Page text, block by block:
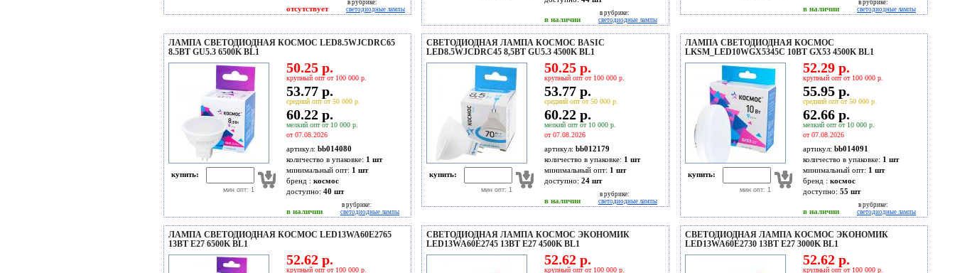
отсутствует
в рубрике:
светодиодные лампы
в наличии
в рубрике:
светодиодные лампы
в наличии
в рубрике:
светодиодные лампы
ЛАМПА СВЕТОДИОДНАЯ КОСМОС LED8.5WJCDRC65
8.5ВТ GU5.3 6500K BL1
купить:
мин опт: 1
50.25 р.
крупный опт от 100 000 р.
53.77 р.
средний опт от 50 000 р.
60.22 р.
мелкий опт от 10 000 р.
от 07.08.2026
артикул: bb014080
количество в упаковке: 1 шт
минимальный опт: 1 шт
бренд : космос
доступно: 40 шт
в наличии
в рубрике:
светодиодные лампы
СВЕТОДИОДНАЯ ЛАМПА КОСМОС BASIC
LED8.5WJCDRC45 8,5ВТ GU5.3 4500K BL1
купить:
мин опт: 1
50.25 р.
крупный опт от 100 000 р.
53.77 р.
средний опт от 50 000 р.
60.22 р.
мелкий опт от 10 000 р.
от 07.08.2026
артикул: bb012179
количество в упаковке: 1 шт
минимальный опт: 1 шт
доступно: 24 шт
в наличии
в рубрике:
светодиодные лампы
ЛАМПА СВЕТОДИОДНАЯ КОСМОС
LKSM_LED10WGX5345C 10ВТ GX53 4500K BL1
купить:
мин опт: 1
52.29 р.
крупный опт от 100 000 р.
55.95 р.
средний опт от 50 000 р.
62.66 р.
мелкий опт от 10 000 р.
от 07.08.2026
артикул: bb014091
количество в упаковке: 1 шт
минимальный опт: 1 шт
бренд : космос
доступно: 55 шт
в наличии
в рубрике:
светодиодные лампы
ЛАМПА СВЕТОДИОДНАЯ КОСМОС LED13WA60E2765
13ВТ Е27 6500K BL1
52.62 р.
крупный опт от 100 000 р.
СВЕТОДИОДНАЯ ЛАМПА КОСМОС ЭКОНОМИК
LED13WA60E2745 13ВТ Е27 4500K BL1
52.62 р.
крупный опт от 100 000 р.
СВЕТОДИОДНАЯ ЛАМПА КОСМОС ЭКОНОМИК
LED13WA60E2730 13ВТ Е27 3000K BL1
52.62 р.
крупный опт от 100 000 р.